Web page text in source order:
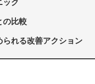
ック
の比較
られる改善アクション